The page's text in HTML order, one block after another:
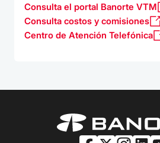
Consulta el portal Banorte VTM
Consulta costos y comisiones
Centro de Atención Telefónica